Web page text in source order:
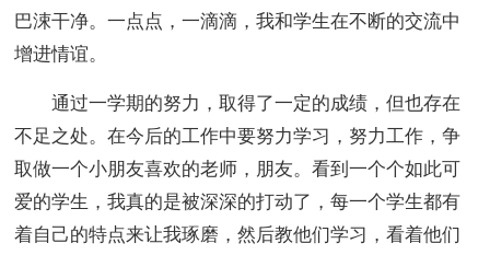
巴涑干净。一点点，一滴滴，我和学生在不断的交流中
增进情谊。
通过一学期的努力，取得了一定的成绩，但也存在
不足之处。在今后的工作中要努力学习，努力工作，争
取做一个小朋友喜欢的老师，朋友。看到一个个如此可
爱的学生，我真的是被深深的打动了，每一个学生都有
着自己的特点来让我琢磨，然后教他们学习，看着他们